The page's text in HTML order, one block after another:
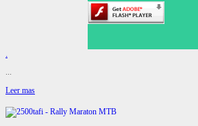
.
...
Leer mas